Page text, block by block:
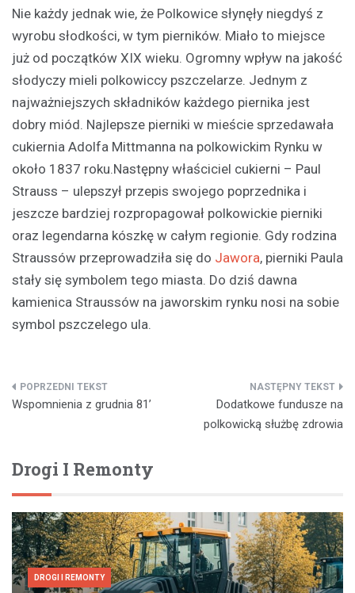
Nie każdy jednak wie, że Polkowice słynęły niegdyś z
wyrobu słodkości, w tym pierników. Miało to miejsce
już od początków XIX wieku. Ogromny wpływ na jakość
słodyczy mieli polkowiccy pszczelarze. Jednym z
najważniejszych składników każdego piernika jest
dobry miód. Najlepsze pierniki w mieście sprzedawała
cukiernia Adolfa Mittmanna na polkowickim Rynku w
około 1837 roku.Następny właściciel cukierni – Paul
Strauss – ulepszył przepis swojego poprzednika i
jeszcze bardziej rozpropagował polkowickie pierniki
oraz legendarna kószkę w całym regionie. Gdy rodzina
Straussów przeprowadziła się do Jawora, pierniki Paula
stały się symbolem tego miasta. Do dziś dawna
kamienica Straussów na jaworskim rynku nosi na sobie
symbol pszczelego ula.
Nawigacja
Wspomnienia z grudnia 81’
Dodatkowe fundusze na
polkowicką służbę zdrowia
Drogi I Remonty
DROGI I REMONTY